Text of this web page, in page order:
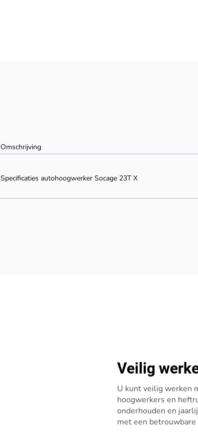
Omschrijving
Specificaties autohoogwerker Socage 23T X
Veilig
U kunt veilig werken
hoogwerkers en
onderhouden en
met een